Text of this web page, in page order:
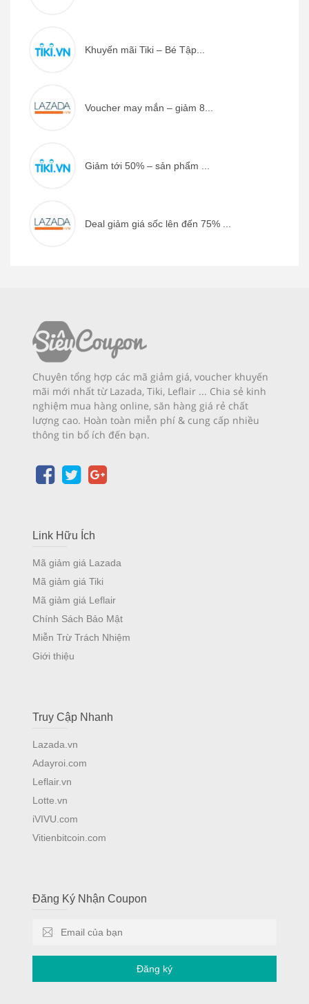
Khuyến mãi Tiki – Bé Tập...
Voucher may mắn – giảm 8...
Giảm tới 50% – sản phẩm ...
Deal giảm giá sốc lên đến 75% ...
Chuyên tổng hợp các mã giảm giá, voucher khuyến
mãi mới nhất từ Lazada, Tiki, Leflair ... Chia sẻ kinh
nghiệm mua hàng online, săn hàng giá rẻ chất
lượng cao. Hoàn toàn miễn phí & cung cấp nhiều
thông tin bổ ích đến bạn.
Link Hữu Ích
Mã giảm giá Lazada
Mã giảm giá Tiki
Mã giảm giá Leflair
Chính Sách Bảo Mật
Miễn Trừ Trách Nhiệm
Giới thiệu
Truy Cập Nhanh
Lazada.vn
Adayroi.com
Leflair.vn
Lotte.vn
iVIVU.com
Vitienbitcoin.com
Đăng Ký Nhận Coupon
Đăng ký